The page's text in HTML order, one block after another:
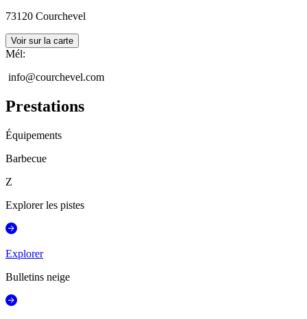
73120 Courchevel
Voir sur la carte
Mél:
info@courchevel.com
Prestations
Équipements
Barbecue
Z
Explorer les pistes
Explorer
Bulletins neige